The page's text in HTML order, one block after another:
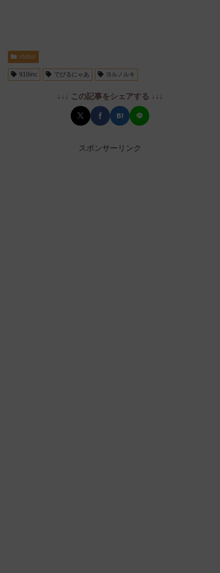
vtuber
910inc でびるにゃあ ヨルノルキ
↓↓↓ この記事をシェアする ↓↓↓
スポンサーリンク